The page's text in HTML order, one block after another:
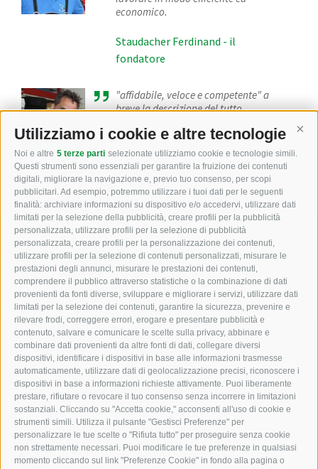
Utilizziamo i cookie e altre tecnologie
Noi e altre 5 terze parti selezionate utilizziamo cookie e tecnologie simili.
Questi strumenti sono essenziali per garantire la fruizione dei contenuti
digitali, migliorare la navigazione e, previo tuo consenso, per scopi
pubblicitari. Ad esempio, potremmo utilizzare i tuoi dati per le seguenti
finalità: archiviare informazioni su dispositivo e/o accedervi, utilizzare dati
limitati per la selezione della pubblicità, creare profili per la pubblicità
personalizzata, utilizzare profili per la selezione di pubblicità
personalizzata, creare profili per la personalizzazione dei contenuti,
utilizzare profili per la selezione di contenuti personalizzati, misurare le
prestazioni degli annunci, misurare le prestazioni dei contenuti,
comprendere il pubblico attraverso statistiche o la combinazione di dati
provenienti da fonti diverse, sviluppare e migliorare i servizi, utilizzare dati
limitati per la selezione dei contenuti, garantire la sicurezza, prevenire e
rilevare frodi, correggere errori, erogare e presentare pubblicità e
contenuto, salvare e comunicare le scelte sulla privacy, abbinare e
combinare dati provenienti da altre fonti di dati, collegare diversi
dispositivi, identificare i dispositivi in base alle informazioni trasmesse
automaticamente, utilizzare dati di geolocalizzazione precisi, riconoscere i
dispositivi in base a informazioni richieste attivamente. Puoi liberamente
prestare, rifiutare o revocare il tuo consenso senza incorrere in limitazioni
sostanziali. Cliccando su "Accetta cookie," acconsenti all'uso di cookie e
strumenti simili. Utilizza il pulsante "Gestisci Preferenze" per
personalizzare le tue scelte o "Rifiuta tutto" per proseguire senza cookie
non strettamente necessari. Puoi modificare le tue preferenze in qualsiasi
momento cliccando sul link "Preferenze Cookie" in fondo alla pagina o
economico.
Staudacher Ferdinand - il
fondatore
"affidabile, veloce e competente" a
breve la descrizione del tutto
Alex Unterhuber - Vendita
Macchine agricole e edili
Zona industriale campi di sotto via Fugger 18
I-39049Alto Adige (BZ)
+39 0472 766010
+39 0472 766585
info@staudacher.it